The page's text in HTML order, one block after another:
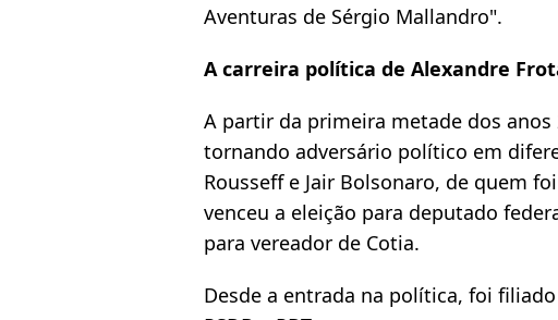
Aventuras de Sérgio Mallandro".
A carreira política de Alexandre
A partir da primeira metade dos
tornando adversário político em
Rousseff e Jair Bolsonaro, de quem
venceu a eleição para deputado
para vereador de Cotia.
Desde a entrada na política, foi